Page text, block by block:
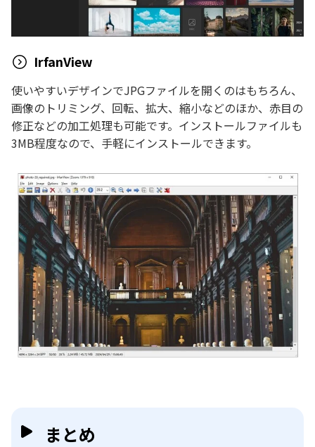
IrfanView
使いやすいデザインでJPGファイルを開くのはもちろん、
画像のトリミング、回転、拡大、縮小などのほか、赤目の
修正などの加工処理も可能です。インストールファイルも
3MB程度なので、手軽にインストールできます。
まとめ